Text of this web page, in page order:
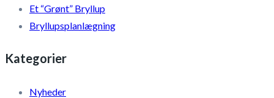
Et “Grønt” Bryllup
Bryllupsplanlægning
Kategorier
Nyheder